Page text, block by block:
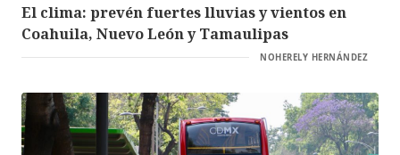
El clima: prevén fuertes lluvias y vientos en
Coahuila, Nuevo León y Tamaulipas
NOHERELY HERNÁNDEZ